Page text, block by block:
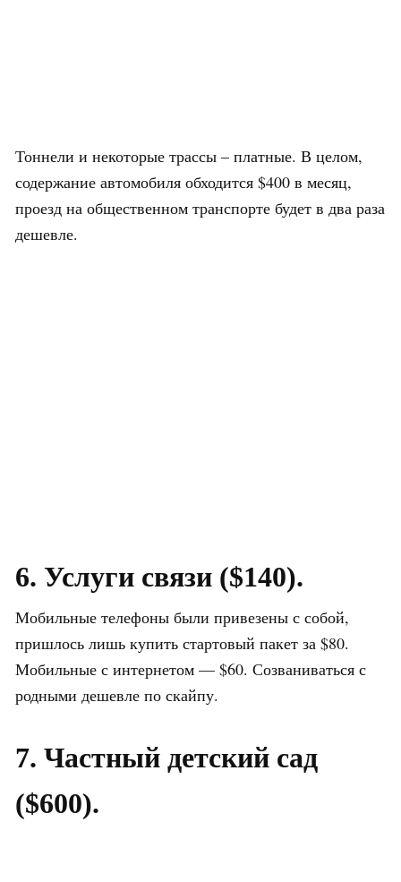
Тоннели и некоторые трассы – платные. В целом,
содержание автомобиля обходится $400 в месяц,
проезд на общественном транспорте будет в два раза
дешевле.
6. Услуги связи ($140).
Мобильные телефоны были привезены с собой,
пришлось лишь купить стартовый пакет за $80.
Мобильные с интернетом — $60. Созваниваться с
родными дешевле по скайпу.
7. Частный детский сад
($600).